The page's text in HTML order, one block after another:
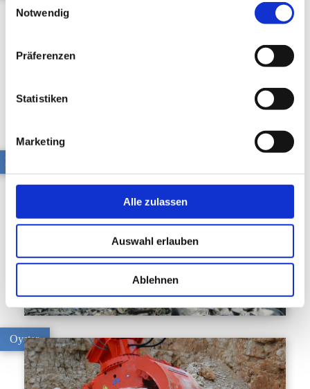
gesammelt haben.
Notwendig
Präferenzen
Statistiken
Marketing
Alle zulassen
Auswahl erlauben
Ablehnen
Mammut
Oyster